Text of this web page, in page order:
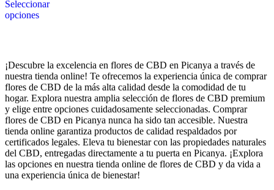
Seleccionar
opciones
¡Descubre la excelencia en flores de CBD en Picanya a través de
nuestra tienda online! Te ofrecemos la experiencia única de comprar
flores de CBD de la más alta calidad desde la comodidad de tu
hogar. Explora nuestra amplia selección de flores de CBD premium
y elige entre opciones cuidadosamente seleccionadas. Comprar
flores de CBD en Picanya nunca ha sido tan accesible. Nuestra
tienda online garantiza productos de calidad respaldados por
certificados legales. Eleva tu bienestar con las propiedades naturales
del CBD, entregadas directamente a tu puerta en Picanya. ¡Explora
las opciones en nuestra tienda online de flores de CBD y da vida a
una experiencia única de bienestar!